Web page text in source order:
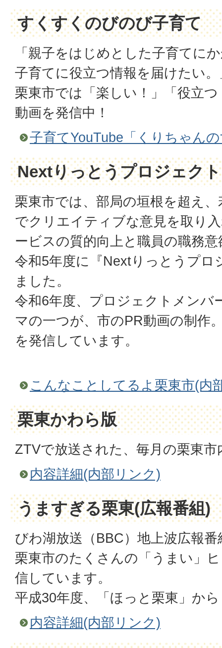
すくすくのびのび子育て
「親子をはじめとした子育てに
子育てに役立つ情報を届けたい
栗東市では「楽しい！」「役立
動画を発信中！
子育てYouTube「くりちゃん
Nextりっとうプロジェクト
栗東市では、部局の垣根を超え
でクリエイティブな意見を取り
ービスの質的向上と職員の職務
令和5年度に『Nextりっとうプロ
ました。
令和6年度、プロジェクトメンバ
マの一つが、市のPR動画の制作
を発信しています。
こんなことしてるよ栗東市(内
栗東かわら版
ZTVで放送された、毎月の栗東市
内容詳細(内部リンク)
うますぎる栗東(広報番組)
びわ湖放送（BBC）地上波広報番
栗東市のたくさんの「うまい」
信しています。
平成30年度、「ほっと栗東」か
内容詳細(内部リンク)